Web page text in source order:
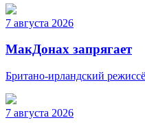
7 августа 2026
МакДонах запрягает
Британо-ирландский
7 августа 2026